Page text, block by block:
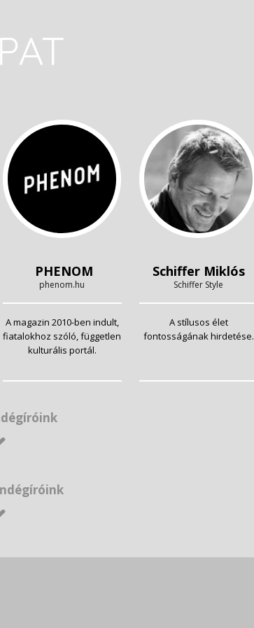
PHENOM
phenom.hu
A magazin 2010-ben indult,
fiatalokhoz szóló, független
kulturális portál.
Schiffer Miklós
Schiffer Style
A stílusos élet
fontosságának hirdetése.